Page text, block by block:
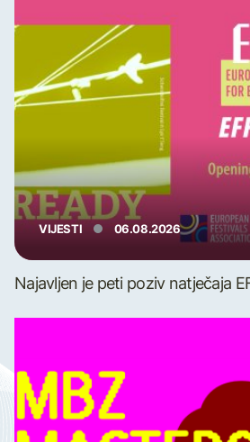
VIJESTI 06.08.2026
Najavljen je peti poziv natječaja